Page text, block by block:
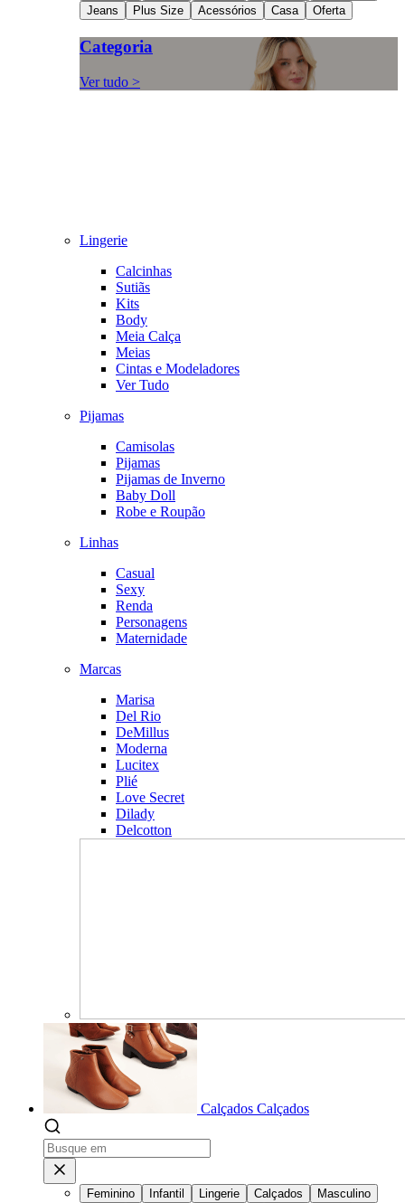
Jeans
Plus Size Acessórios Casa Oferta
Categoria
Ver tudo >
Lingerie
Calcinhas
Sutiãs
Kits
Body
Meia Calça
Meias
Cintas e Modeladores
Ver Tudo
Pijamas
Camisolas
Pijamas
Pijamas de Inverno
Baby Doll
Robe e Roupão
Linhas
Casual
Sexy
Renda
Personagens
Maternidade
Marcas
Marisa
Del Rio
DeMillus
Moderna
Lucitex
Plié
Love Secret
Dilady
Delcotton
Calçados Calçados
Feminino Infantil Lingerie Calçados
Masculino